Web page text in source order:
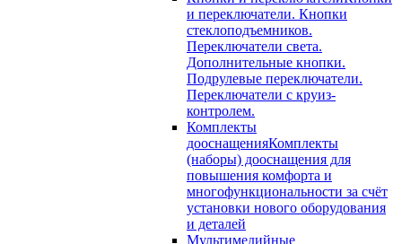
и переключатели. Кнопки
стеклоподъемников.
Переключатели света.
Дополнительные кнопки.
Подрулевые переключатели.
Переключатели с круиз-
контролем.
Комплекты
дооснащенияКомплекты
(наборы) дооснащения для
повышения комфорта и
многофункциональности за счёт
установки нового оборудования
и деталей
Мультимедийные